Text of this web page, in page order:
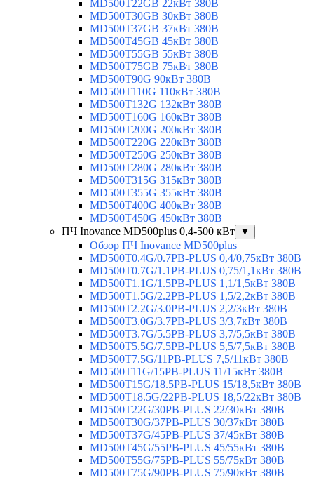
MD500T22GB 22кВт 380В
MD500T30GB 30кВт 380В
MD500T37GB 37кВт 380В
MD500T45GB 45кВт 380В
MD500T55GB 55кВт 380В
MD500T75GB 75кВт 380В
MD500T90G 90кВт 380В
MD500T110G 110кВт 380В
MD500T132G 132кВт 380В
MD500T160G 160кВт 380В
MD500T200G 200кВт 380В
MD500T220G 220кВт 380В
MD500T250G 250кВт 380В
MD500T280G 280кВт 380В
MD500T315G 315кВт 380В
MD500T355G 355кВт 380В
MD500T400G 400кВт 380В
MD500T450G 450кВт 380В
ПЧ Inovance MD500plus 0,4-500 кВт
▼
Обзор ПЧ Inovance MD500plus
MD500T0.4G/0.7PB-PLUS 0,4/0,75кВт 380В
MD500T0.7G/1.1PB-PLUS 0,75/1,1кВт 380В
MD500T1.1G/1.5PB-PLUS 1,1/1,5кВт 380В
MD500T1.5G/2.2PB-PLUS 1,5/2,2кВт 380В
MD500T2.2G/3.0PB-PLUS 2,2/3кВт 380В
MD500T3.0G/3.7PB-PLUS 3/3,7кВт 380В
MD500T3.7G/5.5PB-PLUS 3,7/5,5кВт 380В
MD500T5.5G/7.5PB-PLUS 5,5/7,5кВт 380В
MD500T7.5G/11PB-PLUS 7,5/11кВт 380В
MD500T11G/15PB-PLUS 11/15кВт 380В
MD500T15G/18.5PB-PLUS 15/18,5кВт 380В
MD500T18.5G/22PB-PLUS 18,5/22кВт 380В
MD500T22G/30PB-PLUS 22/30кВт 380В
MD500T30G/37PB-PLUS 30/37кВт 380В
MD500T37G/45PB-PLUS 37/45кВт 380В
MD500T45G/55PB-PLUS 45/55кВт 380В
MD500T55G/75PB-PLUS 55/75кВт 380В
MD500T75G/90PB-PLUS 75/90кВт 380В